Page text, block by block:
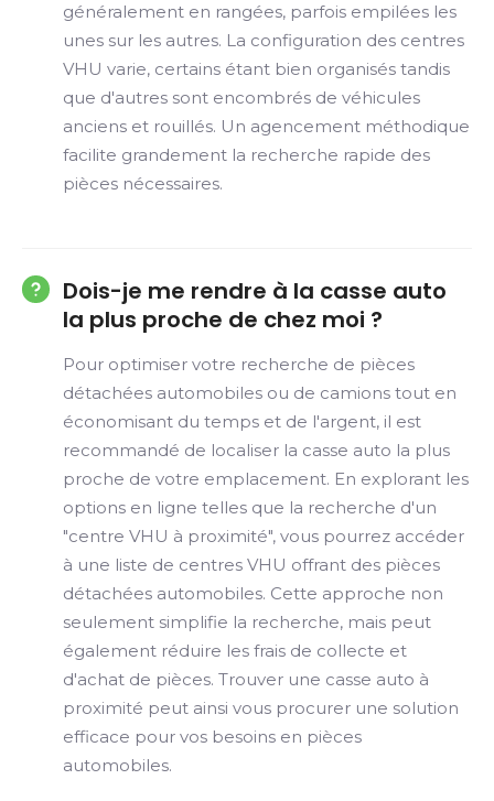
généralement en rangées, parfois empilées les
unes sur les autres. La configuration des centres
VHU varie, certains étant bien organisés tandis
que d'autres sont encombrés de véhicules
anciens et rouillés. Un agencement méthodique
facilite grandement la recherche rapide des
pièces nécessaires.
Dois-je me rendre à la casse auto
la plus proche de chez moi ?
Pour optimiser votre recherche de pièces
détachées automobiles ou de camions tout en
économisant du temps et de l'argent, il est
recommandé de localiser la casse auto la plus
proche de votre emplacement. En explorant les
options en ligne telles que la recherche d'un
"centre VHU à proximité", vous pourrez accéder
à une liste de centres VHU offrant des pièces
détachées automobiles. Cette approche non
seulement simplifie la recherche, mais peut
également réduire les frais de collecte et
d'achat de pièces. Trouver une casse auto à
proximité peut ainsi vous procurer une solution
efficace pour vos besoins en pièces
automobiles.